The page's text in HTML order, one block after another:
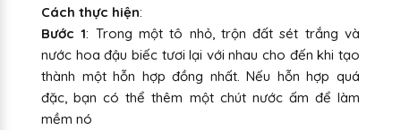
Cách thực hiện:
Bước 1: Trong một tô nhỏ, trộn đất sét trắng và
nước hoa đậu biếc tươi lại với nhau cho đến khi tạo
thành một hỗn hợp đồng nhất. Nếu hỗn hợp quá
đặc, bạn có thể thêm một chút nước ấm để làm
mềm nó